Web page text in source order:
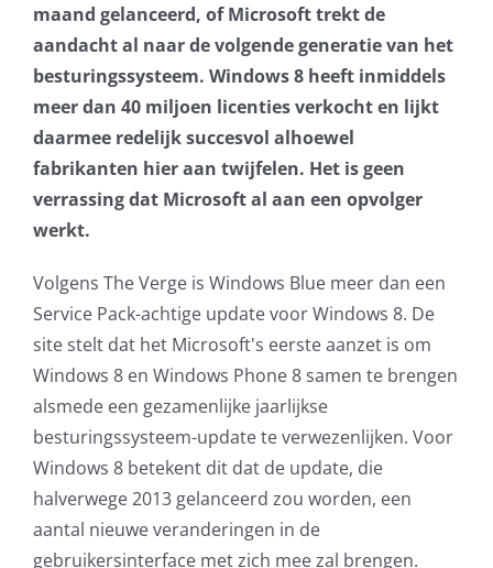
VOIP
Microsoft NCE
AVG
Office365
Glasvezelverbindingen
Microsoft software licenties
SLA overeenkomsten
Remote Help
WordPress SLA Contract
maand gelanceerd, of Microsoft trekt de
aandacht al naar de volgende generatie van het
besturingssysteem. Windows 8 heeft inmiddels
meer dan 40 miljoen licenties verkocht en lijkt
daarmee redelijk succesvol alhoewel
fabrikanten hier aan twijfelen. Het is geen
verrassing dat Microsoft al aan een opvolger
werkt.
Volgens The Verge is Windows Blue meer dan een
Service Pack-achtige update voor Windows 8. De
site stelt dat het Microsoft's eerste aanzet is om
Windows 8 en Windows Phone 8 samen te brengen
alsmede een gezamenlijke jaarlijkse
besturingssysteem-update te verwezenlijken. Voor
Windows 8 betekent dit dat de update, die
halverwege 2013 gelanceerd zou worden, een
aantal nieuwe veranderingen in de
gebruikersinterface met zich mee zal brengen.